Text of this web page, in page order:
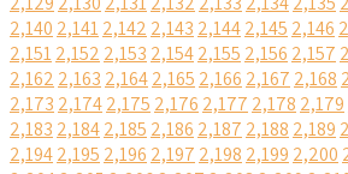
2,140 2,1412,142 2,143 2,1442,145 2,146
2,1512,152 2,153 2,1542,155 2,156 2,157
2,162 2,163 2,1642,165 2,166 2,167 2,168
2,173 2,1742,175 2,176 2,177 2,178 2,179
2,183 2,1842,185 2,186 2,187 2,188 2,189
2,1942,195 2,196 2,197 2,198 2,199 2,200